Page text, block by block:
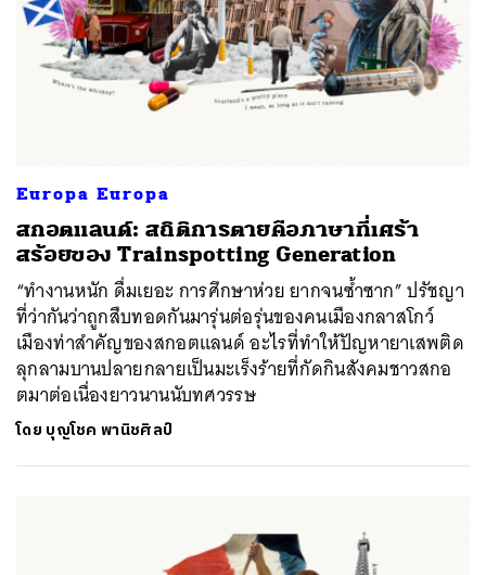
Europa Europa
สกอตแลนด์: สถิติการตายคือภาษาที่เศร้า
สร้อยของ Trainspotting Generation
“ทำงานหนัก ดื่มเยอะ การศึกษาห่วย ยากจนซ้ำซาก” ปรัชญา
ที่ว่ากันว่าถูกสืบทอดกันมารุ่นต่อรุ่นของคนเมืองกลาสโกว์
เมืองท่าสำคัญของสกอตแลนด์ อะไรที่ทำให้ปัญหายาเสพติด
ลุกลามบานปลายกลายเป็นมะเร็งร้ายที่กัดกินสังคมชาวสกอ
ตมาต่อเนื่องยาวนานนับทศวรรษ
โดย บุญโชค พานิชศิลป์